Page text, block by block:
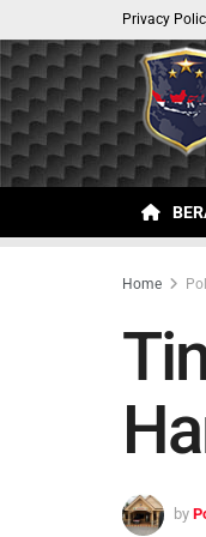
Privacy
Home
by